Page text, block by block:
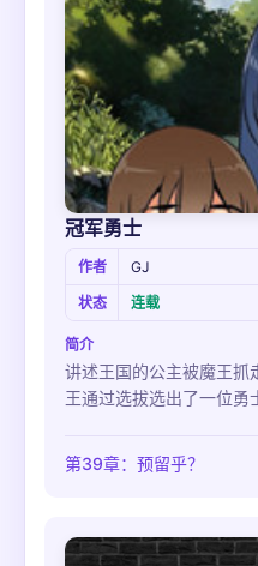
冠军勇士
作者 GJ
状态
连载
简介
讲述王国的公主被魔王抓
王通过选拔选出了一位勇
第39章：预留乎？